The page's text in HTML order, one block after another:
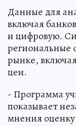
Данные для
включая
и цифровую.
региональные
рынке,
цен.
- Программа
показывает
мнения